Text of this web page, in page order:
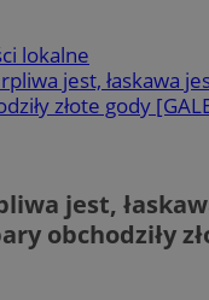
lokalne
jest, łaskawa
złote gody
jest,
obchodziły